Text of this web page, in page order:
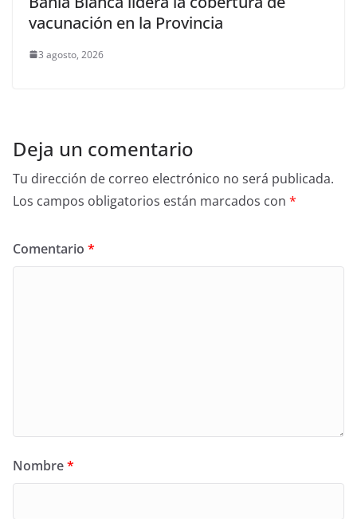
vacunación en la Provincia
3 agosto, 2026
Deja un comentario
Tu dirección de correo electrónico no será publicada.
Los campos obligatorios están marcados con *
Comentario *
Nombre*